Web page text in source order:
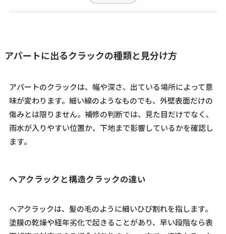
アパートに出るクラックの種類と見分け方
アパートのクラックは、幅や深さ、出ている場所によって意
味が変わります。細い線のようなものでも、外壁表面だけの
傷みとは限りません。補修の判断では、見た目だけでなく、
雨水が入りやすい位置か、下地まで影響しているかを確認し
ます。
ヘアクラックと構造クラックの違い
ヘアクラックは、髪の毛のように細いひび割れを指します。
塗膜の乾燥や経年劣化で起きることがあり、早い段階なら表